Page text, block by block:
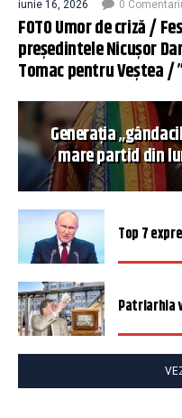
iunie 16, 2026 0
FOTO Umor de criză /
președintele Nicușor
Tomac pentru Veștea /
Generația
mare partid din
Top 7
Patriarhia